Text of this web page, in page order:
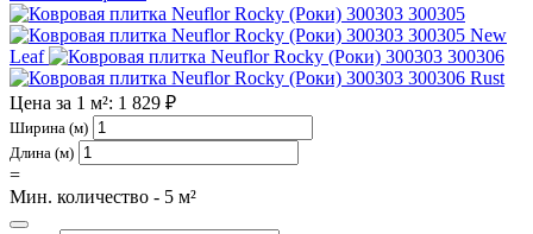
300305
300305 New
Leaf
300306
300306 Rust
Цена за 1 м²: 1 829 ₽
Ширина (м)
Длина (м)
=
Мин. количество - 5 м²